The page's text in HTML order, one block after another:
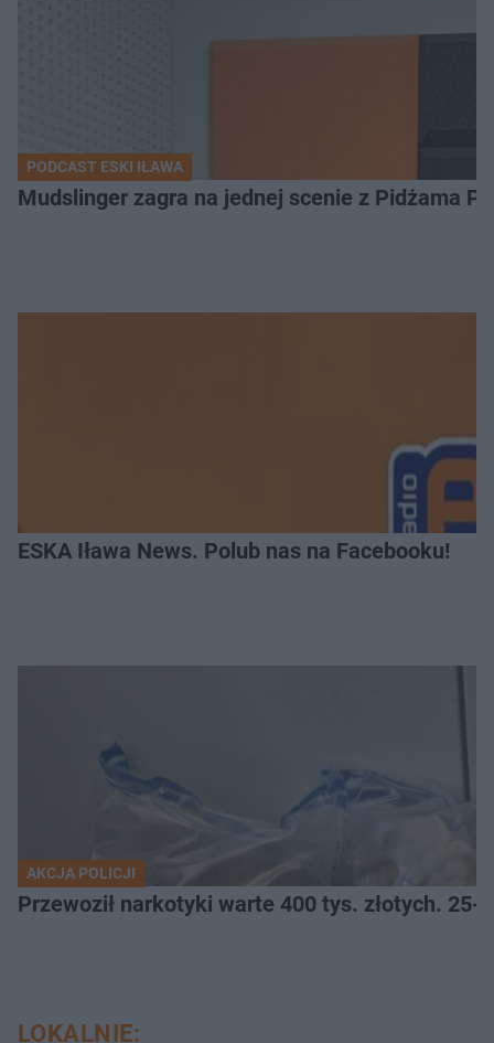
PODCAST ESKI IŁAWA
Mudslinger zagra na jednej scenie z Pidżama
ESKA Iława News. Polub nas na Facebooku!
AKCJA POLICJI
Przewoził narkotyki warte 400 tys. złotych.
LOKALNIE: